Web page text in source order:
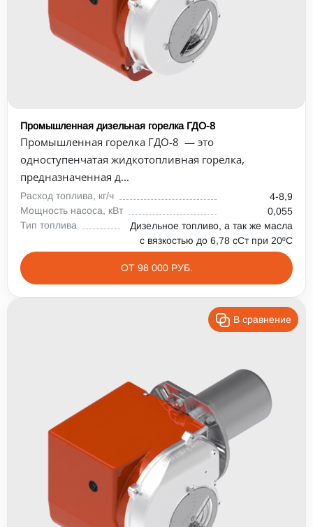
Промышленная дизельная горелка ГДО-8
Промышленная горелка ГДО-8 — это
одноступенчатая жидкотопливная горелка,
предназначенная д...
Расход топлива, кг/ч
4-8,9
Мощность насоса, кВт
0,055
Тип топлива
Дизельное топливо, а так же масла
с вязкостью до 6,78 сСт при 20⁰С
ОТ 98 000 РУБ.
В сравнение